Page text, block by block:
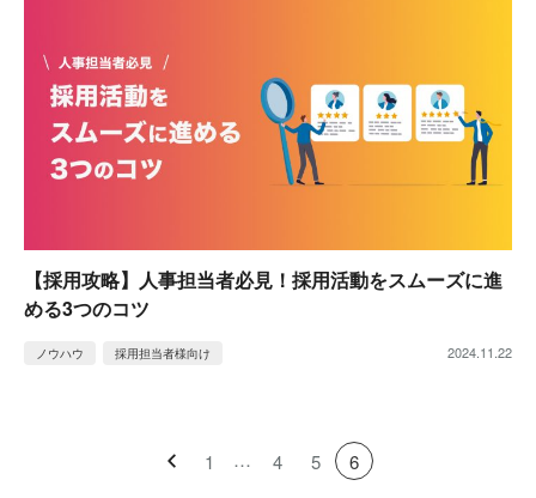
【採用攻略】人事担当者必見！採用活動をスムーズに進
める3つのコツ
ノウハウ 採用担当者様向け 2024.11.22
1 4 5 6